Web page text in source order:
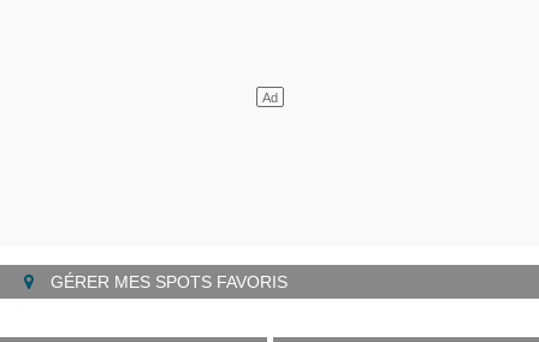
GÉRER MES SPOTS FAVORIS